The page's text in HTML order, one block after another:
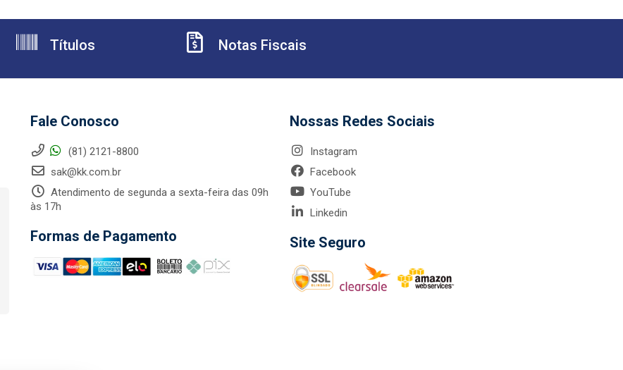
Títulos Notas Fiscais
Fale Conosco
(81) 2121-8800
sak@kk.com.br
Atendimento de segunda a sexta-feira das 09h
às 17h
Formas de Pagamento
Nossas Redes Sociais
Instagram
Facebook
YouTube
Linkedin
Site Seguro